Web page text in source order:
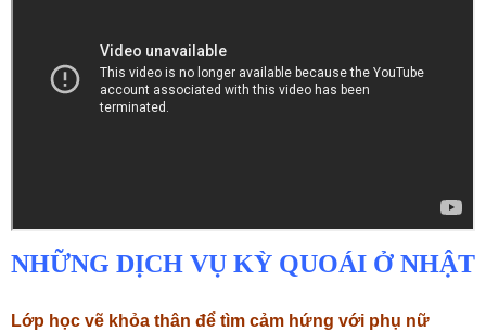
NHỮNG DỊCH VỤ KỲ QUOÁI Ở NHẬT
Lớp học vẽ khỏa thân để tìm cảm hứng với phụ nữ